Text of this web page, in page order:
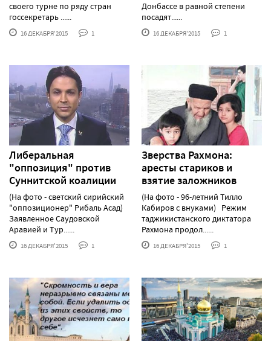
своего турне по ряду стран
госсекретарь ......
16 ДЕКАБРЯ'2015 1
Донбассе в равной степени
посадят......
16 ДЕКАБРЯ'2015 1
Либеральная
"оппозиция" против
Суннитской коалиции
(На фото - светский сирийский
"оппозиционер" Рибаль Асад)
Заявленное Саудовской
Аравией и Тур......
16 ДЕКАБРЯ'2015 1
Зверства Рахмона:
аресты стариков и
взятие заложников
(На фото - 96-летний Тилло
Кабиров с внуками) Режим
таджикистанского диктатора
Рахмона продол......
16 ДЕКАБРЯ'2015 1